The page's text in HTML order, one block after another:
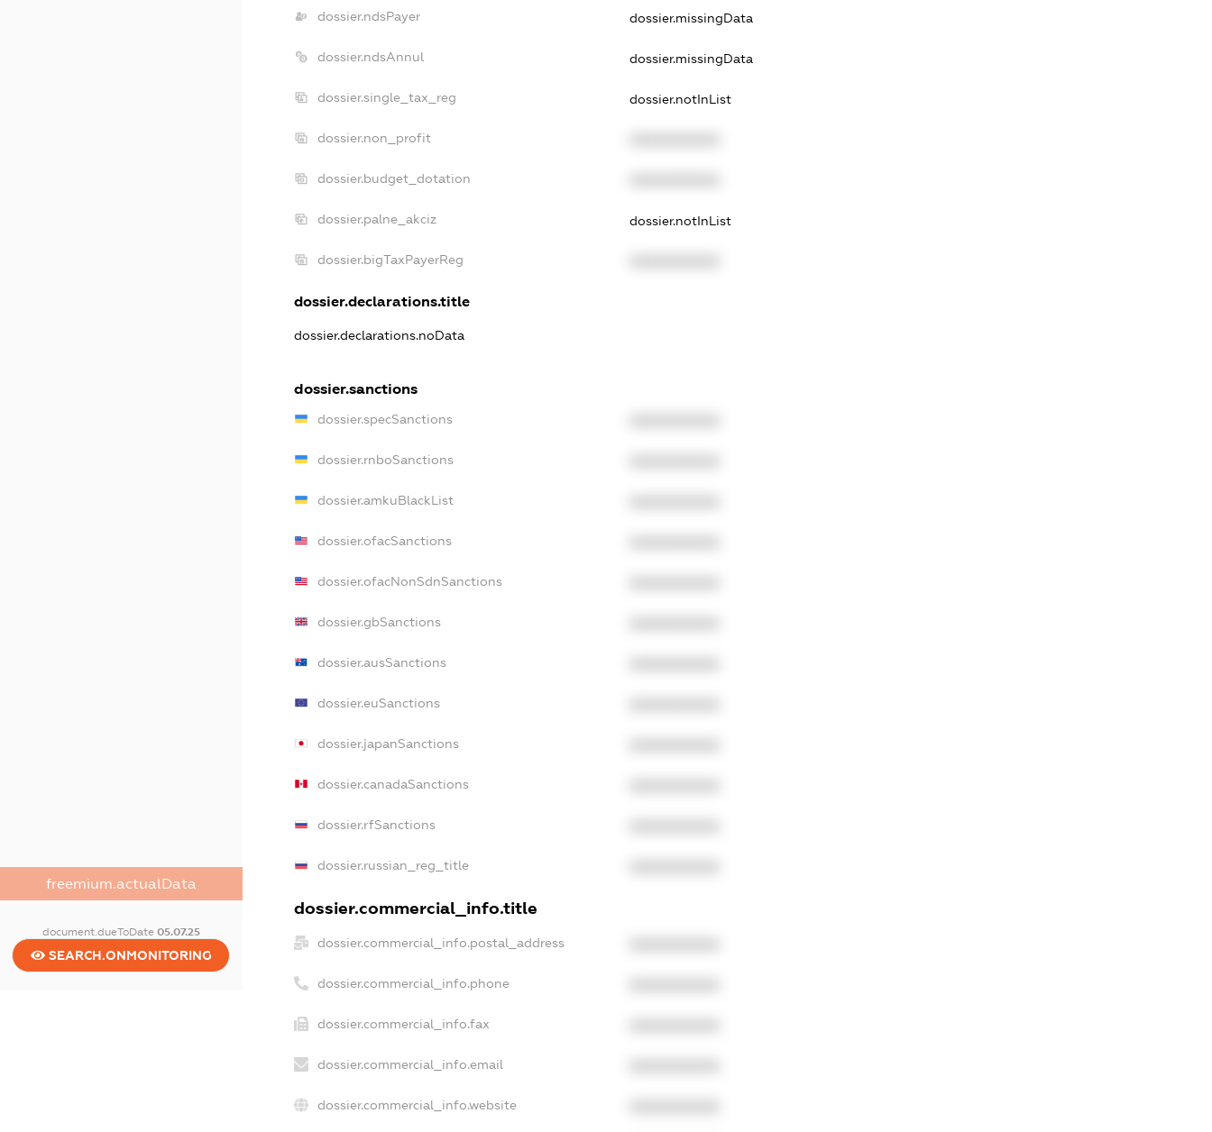
freemium.actualData
document.dueToDate 05.07.25
SEARCH.ONMONITORING
dossier.ndsPayer dossier.missingData
dossier.ndsAnnul dossier.missingData
dossier.single_tax_reg dossier.notInList
dossier.non_profit
dossier.budget_dotation
dossier.palne_akciz dossier.notInList
dossier.bigTaxPayerReg
dossier.declarations.title
dossier.declarations.noData
dossier.sanctions
dossier.specSanctions
dossier.rnboSanctions
dossier.amkuBlackList
dossier.ofacSanctions
dossier.ofacNonSdnSanctions
dossier.gbSanctions
dossier.ausSanctions
dossier.euSanctions
dossier.japanSanctions
dossier.canadaSanctions
dossier.rfSanctions
dossier.russian_reg_title
dossier.commercial_info.title
dossier.commercial_info.postal_address
dossier.commercial_info.phone
dossier.commercial_info.fax
dossier.commercial_info.email
dossier.commercial_info.website